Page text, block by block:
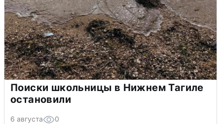
Поиски школьницы в Нижнем Тагиле
остановили
6 августа 0